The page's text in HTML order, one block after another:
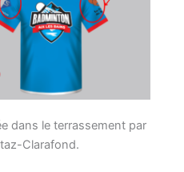
dans le terrassement par
Clarafond.